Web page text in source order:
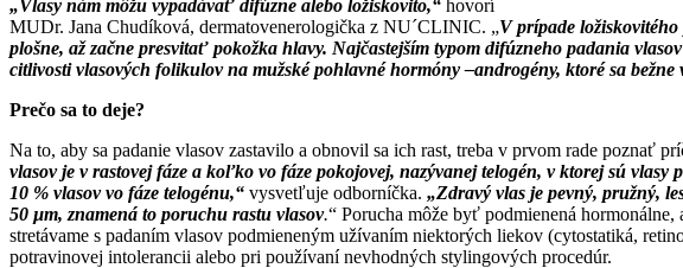
„Vlasy nám môžu vypadávať difúzne alebo ložiskovito,“ hovorí
MUDr. Jana Chudíková, dermatovenerologička z NU´CLINIC. „V prípade
plošne, až začne presvitať pokožka hlavy. Najčastejším typom difúzneho padania
citlivosti vlasových folikulov na mužské pohlavné hormóny –androgény, ktoré sa
Prečo sa to deje?
Na to, aby sa padanie vlasov zastavilo a obnovil sa ich rast, treba v prvom rade poznať
vlasov je v rastovej fáze a koľko vo fáze pokojovej, nazývanej telogén, v ktorej sú
10 % vlasov vo fáze telogénu,“ vysvetľuje odborníčka. „Zdravý vlas je pevný, pružný,
50 µm, znamená to poruchu rastu vlasov.“ Porucha môže byť podmienená
stretávame s padaním vlasov podmieneným užívaním niektorých liekov (cytostatiká,
potravinovej intolerancii alebo pri používaní nevhodných stylingových procedúr.